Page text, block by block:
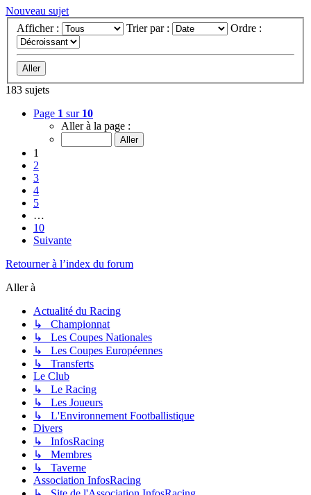
Nouveau sujet
Afficher :
Trier par : Ordre :
183 sujets
Page 1 sur 10
Aller à la page :
1
2
3
4
5
…
10
Suivante
Retourner à l’index du forum
Aller à
Actualité du Racing
↳ Championnat
↳ Les Coupes Nationales
↳ Les Coupes Européennes
↳ Transferts
Le Club
↳ Le Racing
↳ Les Joueurs
↳ L'Environnement Footballistique
Divers
↳ InfosRacing
↳ Membres
↳ Taverne
Association InfosRacing